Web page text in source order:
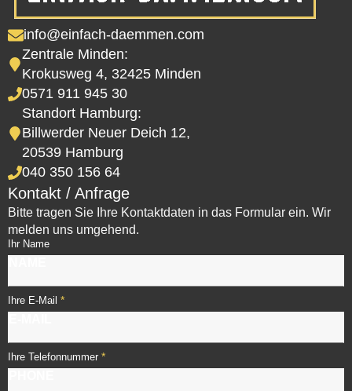
info@einfach-daemmen.com
Zentrale Minden:
Krokusweg 4, 32425 Minden
0571 911 945 30
Standort Hamburg:
Billwerder Neuer Deich 12,
20539 Hamburg
040 350 156 64
Kontakt / Anfrage
Bitte tragen Sie Ihre Kontaktdaten in das Formular ein. Wir
melden uns umgehend.
Ihr Name
Ihre E-Mail *
Ihre Telefonnummer *